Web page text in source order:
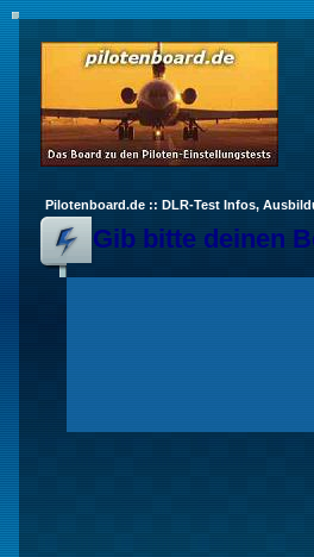
Pilotenboard.de :: DLR-Test Infos,
Gib bitte deinen